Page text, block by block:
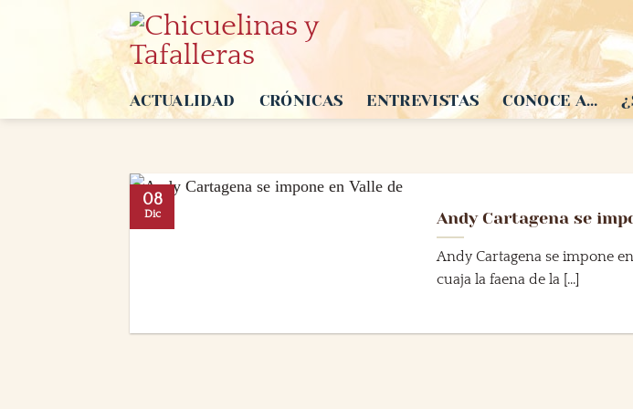
ACTUALIDAD
CRÓNICAS ENTREVISTAS CONOCE A…
Andy Cartagena se
Andy Cartagena se impone
cuaja la faena de la [...]
08
Dic